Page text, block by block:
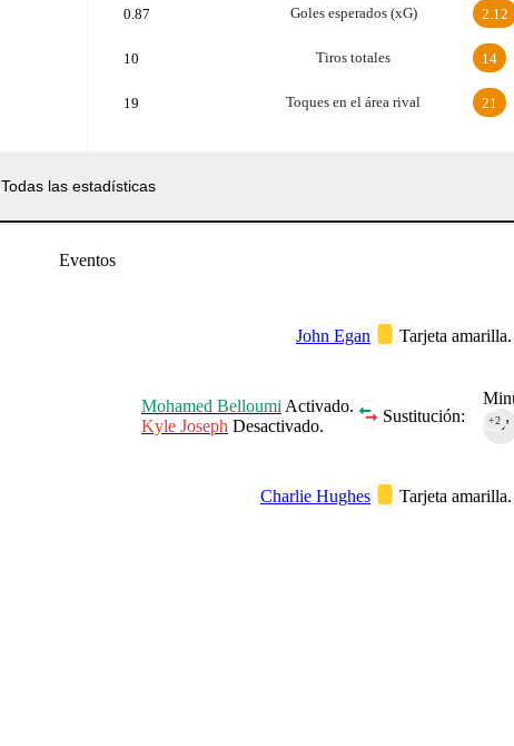
Goles esperados (xG)
0.87 2.12
Tiros totales
10 14
Toques en el área rival
19 21
Todas las estadísticas
Eventos
Tarjeta amarilla.
John Egan
45‎’‎
+2
Sustitución:
Mohamed Belloumi Activado.
Kyle Joseph Desactivado.
Tarjeta amarilla.
Charlie Hughes